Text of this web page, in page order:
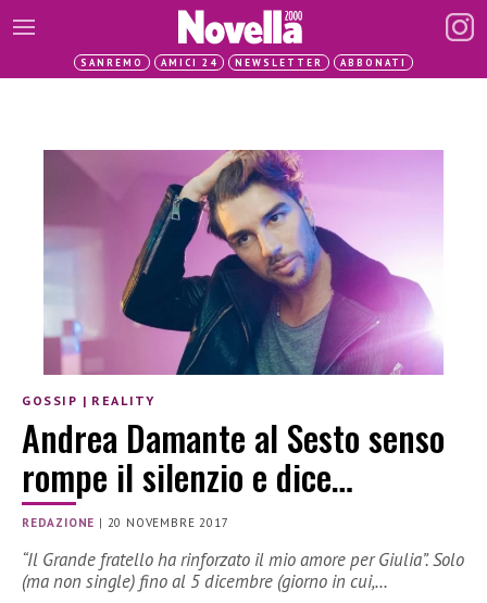
SANREMO AMICI 24 NEWSLETTER ABBONATI
GOSSIP | REALITY
Andrea Damante al Sesto senso
rompe il silenzio e dice…
REDAZIONE | 20 NOVEMBRE 2017
“Il Grande fratello ha rinforzato il mio amore per Giulia”. Solo
(ma non single) fino al 5 dicembre (giorno in cui,…